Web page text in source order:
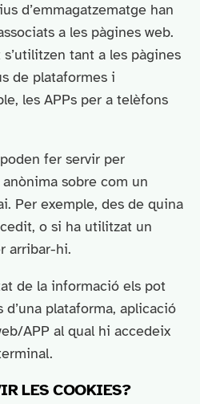
d’emmagatzematge han
a les pàgines web.
tant a les pàgines
de plataformes i
les APPs per a telèfons
fer servir per
sobre com un
Per exemple, des de quina
o si ha utilitzat un
arribar-hi.
de la informació els pot
d’una plataforma, aplicació
APP al qual hi accedeix
LES COOKIES?